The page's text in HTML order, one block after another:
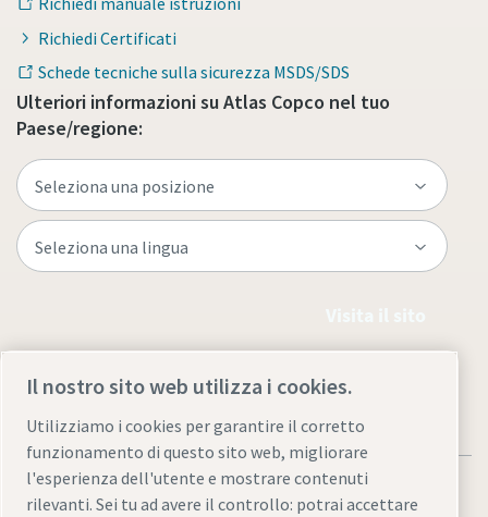
Richiedi Certificati
Schede tecniche sulla sicurezza MSDS/SDS
Ulteriori informazioni su Atlas Copco nel tuo
Paese/regione:
Il nostro sito web utilizza i cookies.
Utilizziamo i cookies per garantire il corretto
funzionamento di questo sito web, migliorare
l'esperienza dell'utente e mostrare contenuti
rilevanti. Sei tu ad avere il controllo: potrai accettare